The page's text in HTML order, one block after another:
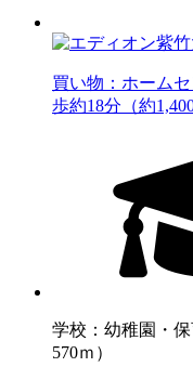
買い物：ホーム
歩約18分（約1,400
学校：幼稚園・保
570ｍ）